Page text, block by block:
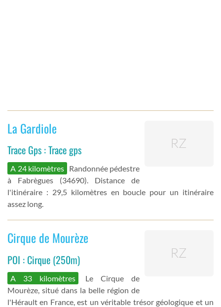
La Gardiole
Trace Gps : Trace gps
A 24 kilomètres Randonnée pédestre
à Fabrègues (34690). Distance de
l'itinéraire : 29,5 kilomètres en boucle pour un itinéraire
assez long.
Cirque de Mourèze
POI : Cirque (250m)
A 33 kilomètres
Le Cirque de
Mourèze, situé dans la belle région de
l'Hérault en France, est un véritable trésor géologique et un